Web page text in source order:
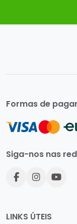
Formas de
Siga-nos nas
LINKS ÚTEIS